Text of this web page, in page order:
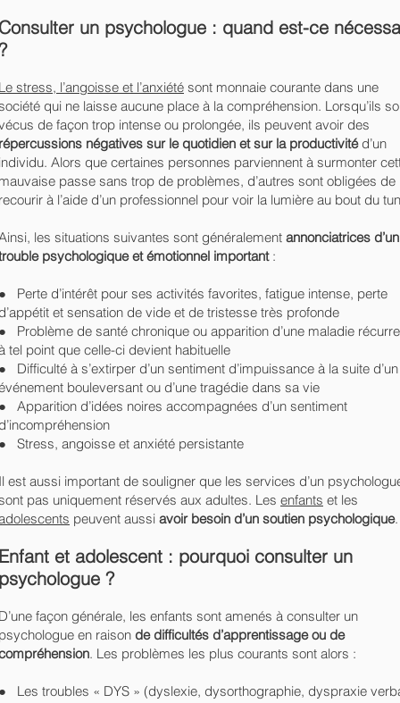
un psychologue : quand est-ce
stress, l’angoisse et l’anxiété sont monnaie courante dans une
qui ne laisse aucune place à la compréhension. Lorsqu’ils
de façon trop intense ou prolongée, ils peuvent avoir des
négatives sur le quotidien et sur la productivitéd’un
Alors que certaines personnes parviennent à surmonter
passe sans trop de problèmes, d’autres sont obligées de
à l’aide d’un professionnel pour voir la lumière au bout du
les situations suivantes sont généralement annonciatrices d’un
psychologique et émotionnel important:
Perte d’intérêt pour ses activités favorites, fatigue intense, perte
et sensation de vide et de tristesse très profonde
Problème de santé chronique ou apparition d’une maladie
tel point que celle-ci devient habituelle
Difficulté à s’extirper d’un sentiment d’impuissance à la suite d’un
bouleversant ou d’une tragédie dans sa vie
Apparition d’idées noires accompagnées d’un sentiment
Stress, angoisse et anxiété persistante
est aussi important de souligner que les services d’un
pas uniquement réservés aux adultes. Les enfants et les
peuvent aussi avoir besoin d’un soutien psychologique.
et adolescent : pourquoi consulter un
?
façon générale, les enfants sont amenés à consulter un
en raison de difficultés d’apprentissage ou de
. Les problèmes les plus courants sont alors :
Les troubles « DYS » (dyslexie, dysorthographie, dyspraxie